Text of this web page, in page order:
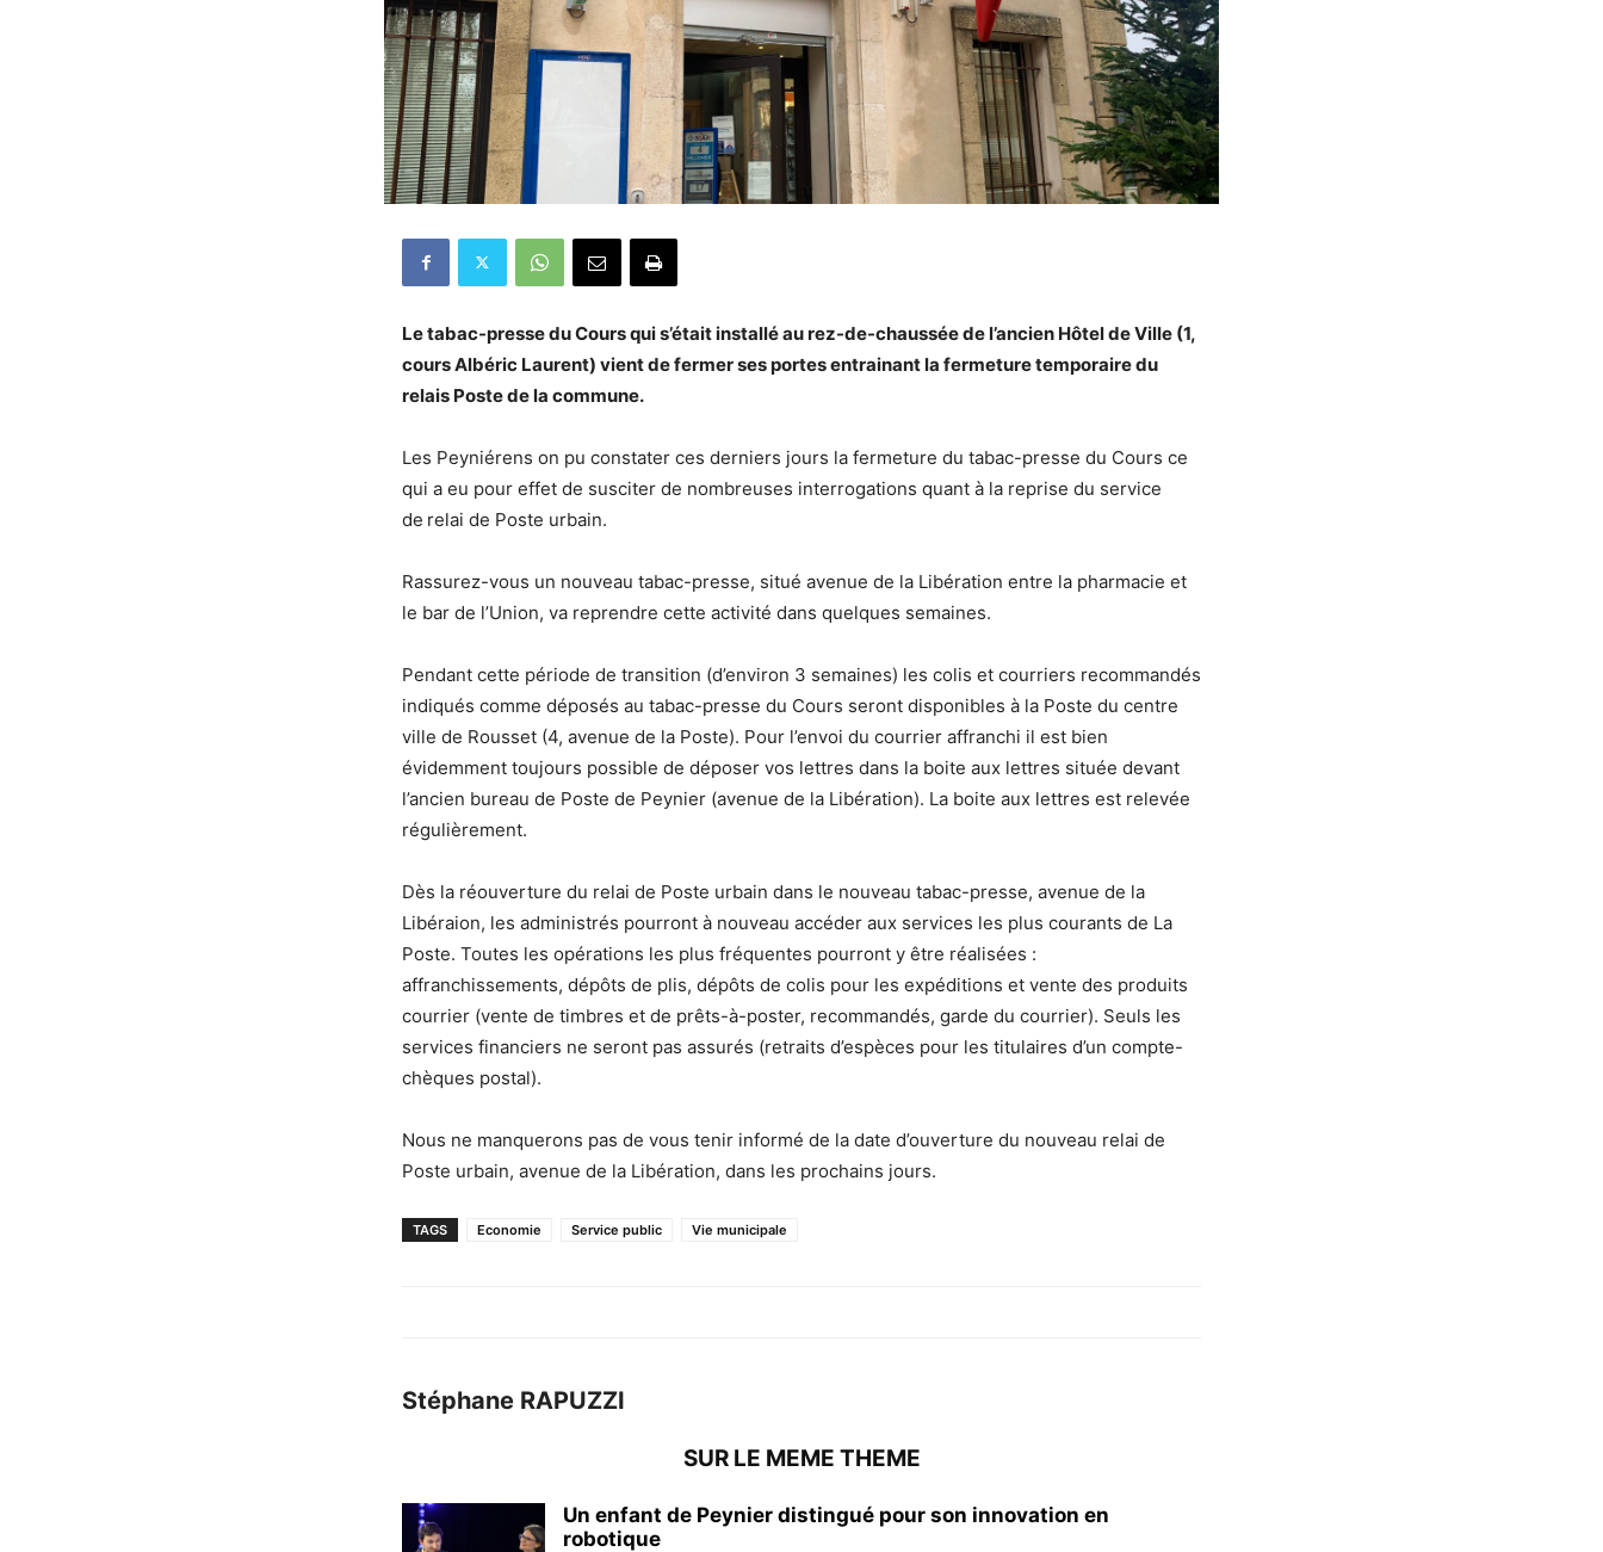
Le tabac-presse du Cours qui s’était installé au rez-de-chaussée de l’ancien Hôtel de Ville (1,
cours Albéric Laurent) vient de fermer ses portes entrainant la fermeture temporaire du
relais Poste de la commune.
Les Peyniérens on pu constater ces derniers jours la fermeture du tabac-presse du Cours ce
qui a eu pour effet de susciter de nombreuses interrogations quant à la reprise du service
de relai de Poste urbain.
Rassurez-vous un nouveau tabac-presse, situé avenue de la Libération entre la pharmacie et
le bar de l’Union, va reprendre cette activité dans quelques semaines.
Pendant cette période de transition (d’environ 3 semaines) les colis et courriers recommandés
indiqués comme déposés au tabac-presse du Cours seront disponibles à la Poste du centre
ville de Rousset (4, avenue de la Poste). Pour l’envoi du courrier affranchi il est bien
évidemment toujours possible de déposer vos lettres dans la boite aux lettres située devant
l’ancien bureau de Poste de Peynier (avenue de la Libération). La boite aux lettres est relevée
régulièrement.
Dès la réouverture du relai de Poste urbain dans le nouveau tabac-presse, avenue de la
Libéraion, les administrés pourront à nouveau accéder aux services les plus courants de La
Poste. Toutes les opérations les plus fréquentes pourront y être réalisées :
affranchissements, dépôts de plis, dépôts de colis pour les expéditions et vente des produits
courrier (vente de timbres et de prêts-à-poster, recommandés, garde du courrier). Seuls les
services financiers ne seront pas assurés (retraits d’espèces pour les titulaires d’un compte-
chèques postal).
Nous ne manquerons pas de vous tenir informé de la date d’ouverture du nouveau relai de
Poste urbain, avenue de la Libération, dans les prochains jours.
TAGS Economie Service public Vie municipale
Stéphane RAPUZZI
SUR LE MEME THEME
Un enfant de Peynier distingué pour son innovation en
robotique